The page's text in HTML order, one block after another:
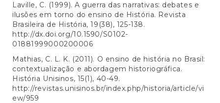
Laville, C. (1999). A guerra das narrativas: debates e
ilusões em torno do ensino de História. Revista
Brasileira de História, 19(38), 125-138.
http://dx.doi.org/10.1590/S0102-
01881999000200006
Mathias, C. L. K. (2011). O ensino de história no Brasil:
contextualização e abordagem historiográfica.
História Unisinos, 15(1), 40-49.
http://revistas.unisinos.br/index.php/historia/article/vi
ew/959